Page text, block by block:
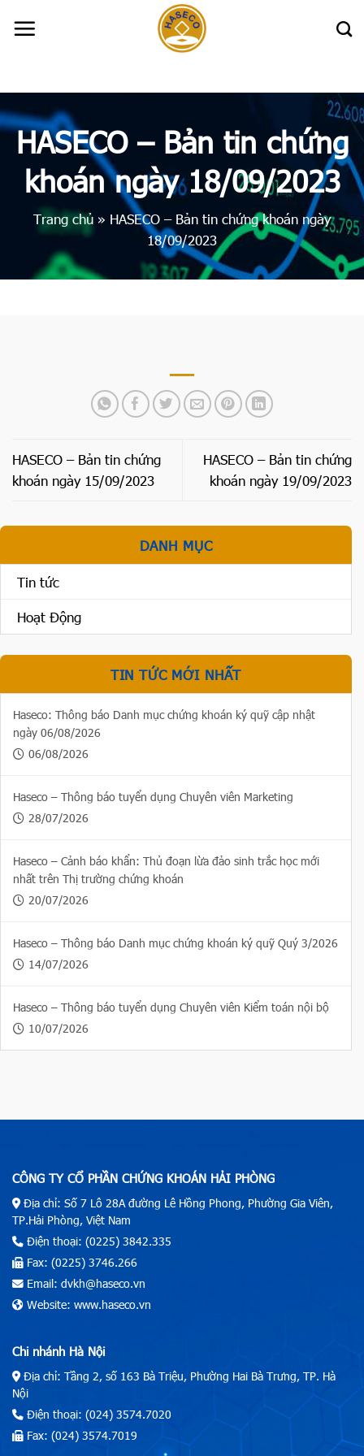
HASECO – Bản tin chứng
khoán ngày 18/09/2023
Trang chủ » HASECO – Bản tin chứng khoán ngày
18/09/2023
HASECO – Bản tin chứng
khoán ngày 15/09/2023
HASECO – Bản tin chứng
khoán ngày 19/09/2023
DANH MỤC
Tin tức
Hoạt Động
TIN TỨC MỚI NHẤT
Haseco: Thông báo Danh mục chứng khoán ký quỹ cập nhật
ngày 06/08/2026
06/08/2026
Haseco – Thông báo tuyển dụng Chuyên viên Marketing
28/07/2026
Haseco – Cảnh báo khẩn: Thủ đoạn lừa đảo sinh trắc học mới
nhất trên Thị trường chứng khoán
20/07/2026
Haseco – Thông báo Danh mục chứng khoán ký quỹ Quý 3/2026
14/07/2026
Haseco – Thông báo tuyển dụng Chuyên viên Kiểm toán nội bộ
10/07/2026
CÔNG TY CỔ PHẦN CHỨNG KHOÁN HẢI PHÒNG
Địa chỉ: Số 7 Lô 28A đường Lê Hồng Phong, Phường Gia Viên,
TP.Hải Phòng, Việt Nam
Điện thoại: (0225) 3842.335
Fax: (0225) 3746.266
Email: dvkh@haseco.vn
Website: www.haseco.vn
Chi nhánh Hà Nội
Địa chỉ: Tầng 2, số 163 Bà Triệu, Phường Hai Bà Trưng, TP. Hà
Nội
Điện thoại: (024) 3574.7020
Fax: (024) 3574.7019